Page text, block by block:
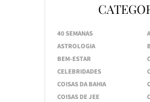
40 SEMANAS
ASTROLOGIA
BEM-ESTAR
CELEBRIDADES
COISAS DA BAHIA
COISAS DE JEE